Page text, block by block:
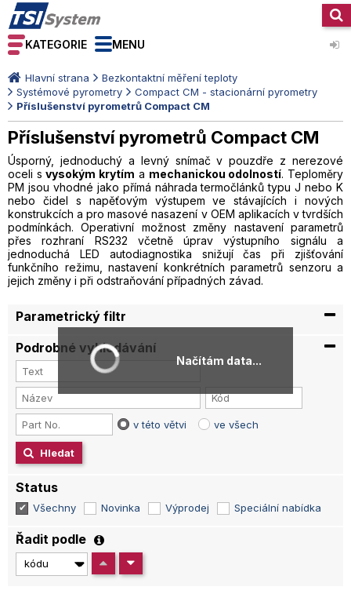
KATEGORIE MENU
Hlavní strana
Bezkontaktní měření teploty
Systémové pyrometry
Compact CM - stacionární pyrometry
Příslušenství pyrometrů Compact CM
Příslušenství pyrometrů Compact CM
Úsporný, jednoduchý a levný snímač v pouzdře z nerezové
oceli svysokým krytím a mechanickou odolností. Teploměry
PM jsou vhodné jako přímá náhrada termočlánků typu J nebo K
nebo čidel s napěťovým výstupem ve stávajících i nových
konstrukcích a pro masové nasazení v OEM aplikacích v tvrdších
podmínkách. Operativní možnost změny nastavení parametrů
přes rozhraní RS232 včetně úprav výstupního signálu a
jednoduchá LED autodiagnostika snižují čas při zjišťování
funkčního režimu, nastavení konkrétních parametrů senzoru a
jejich změny i při odstraňování případných závad.
Parametrický filtr
Podrobné vyhledávání
v této větvi ve všech
Hledat
Status
Všechny Novinka Výprodej Speciální nabídka
Řadit podle
Načítám data...